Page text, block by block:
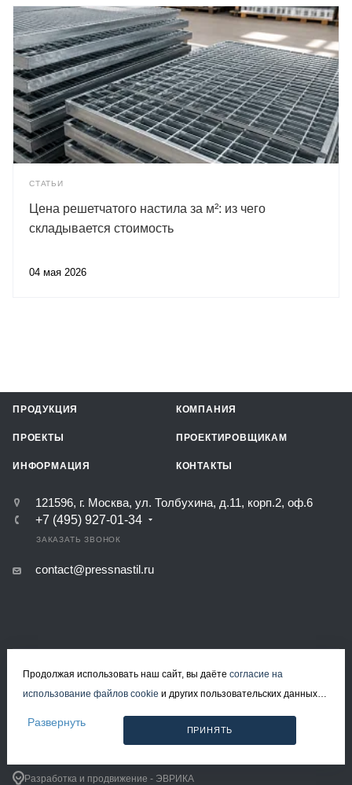
СТАТЬИ
Цена решетчатого настила за м²: из чего
складывается стоимость
04 мая 2026
ПРОДУКЦИЯ КОМПАНИЯ
ПРОЕКТЫ ПРОЕКТИРОВЩИКАМ
ИНФОРМАЦИЯ КОНТАКТЫ
121596, г. Москва, ул. Толбухина, д.11, корп.2, оф.6
+7 (495) 927-01-34
ЗАКАЗАТЬ ЗВОНОК
contact@pressnastil.ru
КАРТА САЙТА РЕКВИЗИТЫ
ПОЛИТИКА КОНФИДЕНЦИАЛЬНОСТИ
Разработка и продвижение - ЭВРИКА
Продолжая использовать наш сайт, вы даёте согласие на
использование файлов cookie
(включая IP-адрес, сведения о местоположении, устройстве,
использования систем аналитики (например, Яндекс.Метрика), в
Развернуть
ПРИНЯТЬ